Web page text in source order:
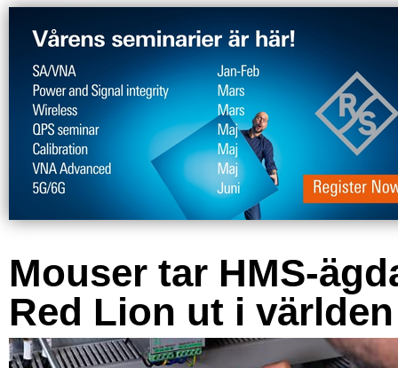
Mouser tar HMS-
Red Lion ut i världen